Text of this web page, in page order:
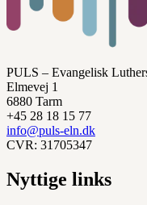
PULS – Evangelisk
Elmevej 1
6880 Tarm
+45 28 18 15 77
info@puls-eln.dk
CVR: 31705347
Nyttige links